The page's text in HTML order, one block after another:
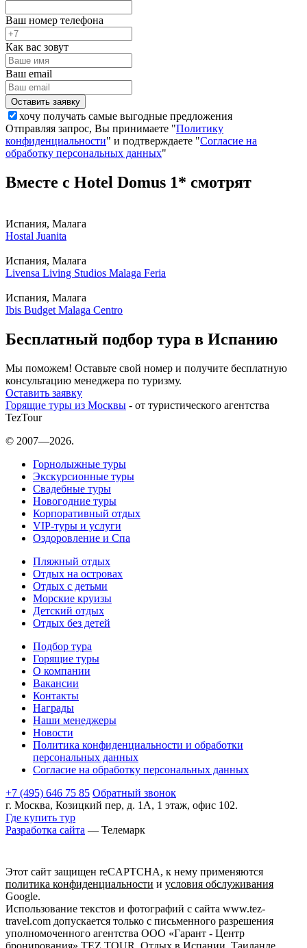
Ваш номер телефона
Как вас зовут
Ваш email
хочу получать самые выгодные предложения
Отправляя запрос, Вы принимаете "Политику
конфиденциальности" и подтверждаете "Согласие на
обработку персональных данных"
Вместе с Hotel Domus 1* смотрят
Испания, Малага
Hostal Juanita
Испания, Малага
Livensa Living Studios Malaga Feria
Испания, Малага
Ibis Budget Malaga Centro
Бесплатный подбор тура в Испанию
Мы поможем! Оставьте свой номер и получите бесплатную
консультацию менеджера по туризму.
Оставить заявку
Горящие туры из Москвы - от туристического агентства
TezTour
© 2007—2026.
Горнолыжные туры
Экскурсионные туры
Свадебные туры
Новогодние туры
Корпоративный отдых
VIP-туры и услуги
Оздоровление и Спа
Пляжный отдых
Отдых на островах
Отдых с детьми
Морские круизы
Детский отдых
Отдых без детей
Подбор тура
Горящие туры
О компании
Вакансии
Контакты
Награды
Наши менеджеры
Новости
Политика конфиденциальности и обработки
персональных данных
Согласие на обработку персональных данных
+7 (495) 646 75 85 Обратный звонок
г. Москва, Козицкий пер, д. 1А, 1 этаж, офис 102.
Где купить тур
Разработка сайта — Телемарк
Этот сайт защищен reCAPTCHA, к нему применяются
политика конфиденциальности и условия обслуживания
Google.
Использование текстов и фотографий с сайта www.tez-
travel.com допускается только с письменного разрешения
уполномоченного агентства ООО «Гарант - Центр
бронирования» TEZ TOUR. Отдых в Испании, Таиланде,